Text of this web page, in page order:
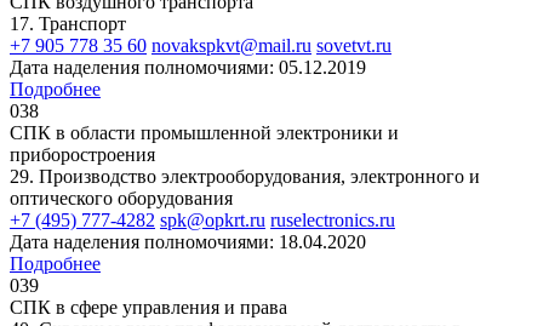
17. Транспорт
+7 905 778 35 60 novakspkvt@mail.ru sovetvt.ru
Дата наделения полномочиями: 05.12.2019
Подробнее
038
СПК в области промышленной электроники и
приборостроения
29. Производство электрооборудования, электронного и
оптического оборудования
+7 (495) 777-4282 spk@opkrt.ru ruselectronics.ru
Дата наделения полномочиями: 18.04.2020
Подробнее
039
СПК в сфере управления и права